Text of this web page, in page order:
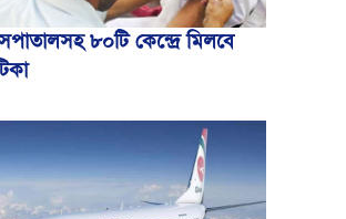
৮০টি কেন্দ্রে মিলবে